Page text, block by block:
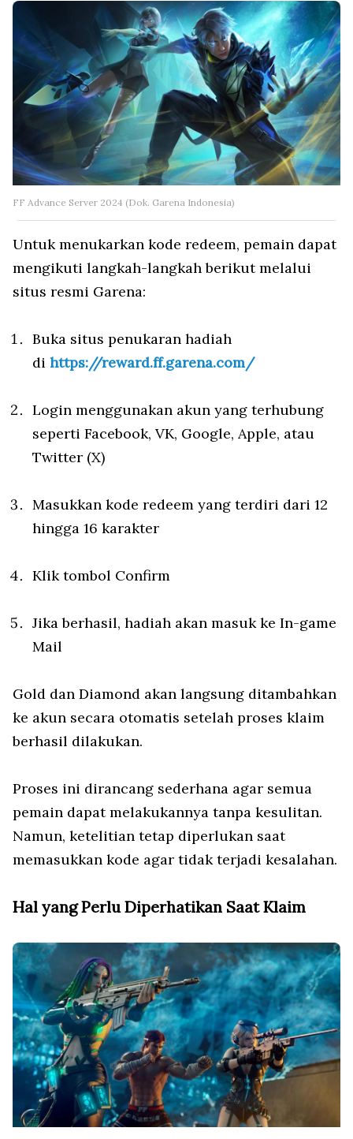
FF Advance Server 2024 (Dok. Garena Indonesia)
Untuk menukarkan kode redeem, pemain dapat
mengikuti langkah-langkah berikut melalui
situs resmi Garena:
Buka situs penukaran hadiah
di https://reward.ff.garena.com/
Login menggunakan akun yang terhubung
seperti Facebook, VK, Google, Apple, atau
Twitter (X)
Masukkan kode redeem yang terdiri dari 12
hingga 16 karakter
Klik tombol Confirm
Jika berhasil, hadiah akan masuk ke In-game
Mail
Gold dan Diamond akan langsung ditambahkan
ke akun secara otomatis setelah proses klaim
berhasil dilakukan.
Proses ini dirancang sederhana agar semua
pemain dapat melakukannya tanpa kesulitan.
Namun, ketelitian tetap diperlukan saat
memasukkan kode agar tidak terjadi kesalahan.
Hal yang Perlu Diperhatikan Saat Klaim